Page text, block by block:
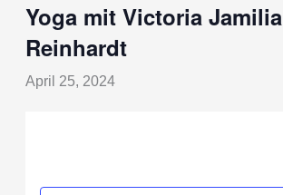
Yoga mit Victoria Jamilia
Reinhardt
April 25, 2024